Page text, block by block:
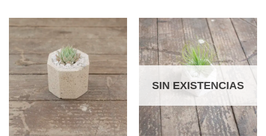
SIN EXISTENCIAS